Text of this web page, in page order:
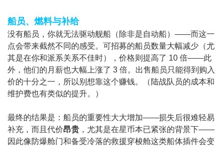
船员、燃料与补给
没有船员，你就无法驱动舰船（除非是自动船）——而这一
点会带来截然不同的感受。可招募的船员数量大幅减少（尤
其是在你和派系关系不佳时），价格则提高了 10 倍——此
外，他们的月薪也大幅上涨了 3 倍。出售船员只能得到购入
价的十分之一，所以别想靠这个赚钱。（陆战队员的成本和
维护费也有类似的提升。）
最终的结果是：船员的重要性大大增加——损失后很难轻易
补充，而且代价昂贵 ，尤其是在星币本已紧张的背景下——
因此像防爆舱门和备受冷落的救援穿梭舱这类船体插件会变